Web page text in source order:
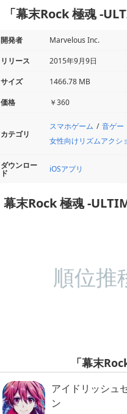
「幕末Rock 極魂 -
開発者
Marvelous Inc.
リリース
2015年9月9日
サイズ
1466.78 MB
価格
￥360
カテゴリ
スマホゲーム 音ゲー
女性向けリズムアクシ
ダウンロー
ド iOSアプリ
幕末Rock 極魂 -
順位推
「幕末
アイドリッシュ
ン